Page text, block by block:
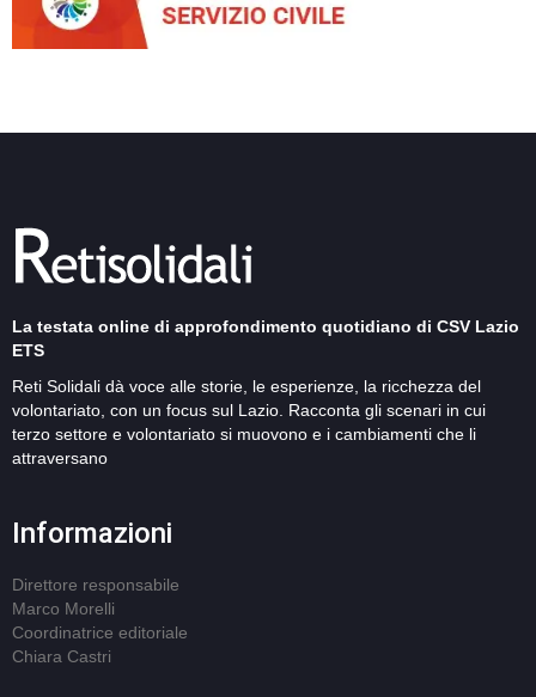
La testata online di approfondimento quotidiano di CSV Lazio
ETS
Reti Solidali dà voce alle storie, le esperienze, la ricchezza del
volontariato, con un focus sul Lazio. Racconta gli scenari in cui
terzo settore e volontariato si muovono e i cambiamenti che li
attraversano
Informazioni
Direttore responsabile
Marco Morelli
Coordinatrice editoriale
Chiara Castri